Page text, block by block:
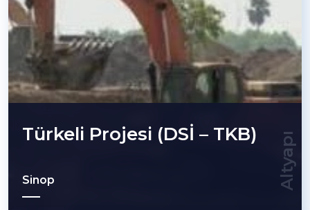
Altyapı
Türkeli Projesi (DSİ – TKB)
Sinop